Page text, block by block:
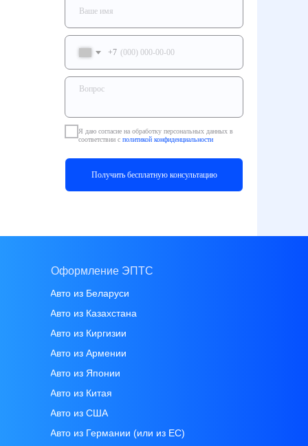
+7
Я даю согласие на обработку персональных данных в
соответствии с политикой конфиденциальности
Получить бесплатную консультацию
Оформление ЭПТС
Авто из Беларуси
Авто из Казахстана
Авто из Киргизии
Авто из Армении
Авто из Японии
Авто из Китая
Авто из CША
Авто из Германии (или из ЕС)